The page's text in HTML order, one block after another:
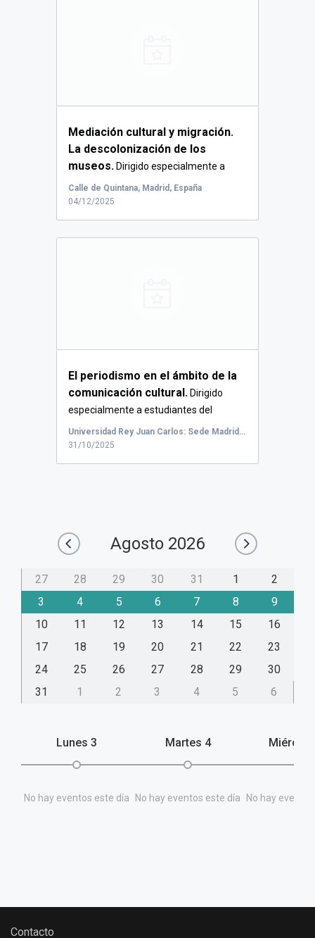
Mediación cultural y migración.
La descolonización de los
museos. Dirigido especialmente a
estudiantes ...
Calle de Quintana, Madrid, España
04/12/2025
El periodismo en el ámbito de la
comunicación cultural. Dirigido
especialmente a estudiantes del
máster...
Universidad Rey Juan Carlos: Sede Madrid-Argüelles, Calle de Quintana, Madrid, España
31/10/2025
Agosto 2026
27 28 29 30 31 1
2
3
4 5 6 7 8
9
10
11 12 13 14 15
16
17
18 19 20 21 22
23
24
25 26 27 28 29
30
31
1 2 3 4 5 6
Lunes 3
No hay eventos este día
Martes 4
No hay eventos este día No hay
Contacto